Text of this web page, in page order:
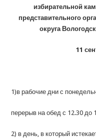
избирательной
представительного
округа
11
1)в рабочие дни с
перерыв на обед с 12.30 до
2) в день, в который